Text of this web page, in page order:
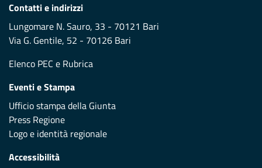
Contatti e indirizzi
Lungomare N. Sauro, 33 - 70121 Bari
Via G. Gentile, 52 - 70126 Bari
Elenco PEC e Rubrica
Eventi e Stampa
Ufficio stampa della Giunta
Press Regione
Logo e identità regionale
Accessibilità